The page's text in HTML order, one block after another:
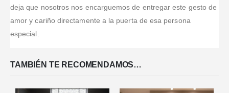
deja que nosotros nos encarguemos de entregar este gesto de
amor y cariño directamente a la puerta de esa persona
especial.
TAMBIÉN TE RECOMENDAMOS…